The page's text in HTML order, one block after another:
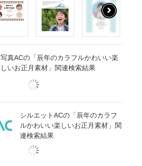
写真ACの「辰年のカラフルかわいい楽
しいお正月素材」関連検索結果
シルエットACの「辰年のカラフ
ルかわいい楽しいお正月素材」関
連検索結果